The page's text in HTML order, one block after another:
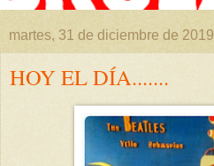
martes, 31 de diciembre de 2019
HOY EL DÍA.......